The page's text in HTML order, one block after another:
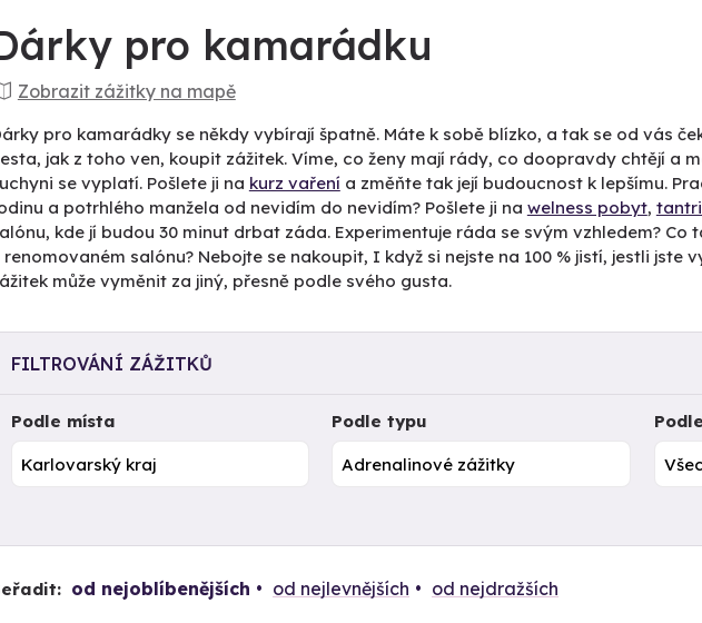
pro kamarádku
Zobrazit zážitky na mapě
pro kamarádky se někdy vybírají špatně. Máte k sobě blízko, a tak se od vás
jak z toho ven, koupit zážitek. Víme, co ženy mají rády, co doopravdy chtějí a
se vyplatí. Pošlete ji na kurz vaření a změňte tak její budoucnost k lepšímu.
a potrhlého manžela od nevidím do nevidím? Pošlete ji na welness pobyt,
kde jí budou 30 minut drbat záda. Experimentuje ráda se svým vzhledem? Co
renomovaném salónu? Nebojte se nakoupit, I když si nejste na 100 % jistí, jestli jste
může vyměnit za jiný, přesně podle svého gusta.
FILTROVÁNÍ ZÁŽITKŮ
Podle místa Podle typu
od nejoblíbenějších od nejlevnějších od nejdražších